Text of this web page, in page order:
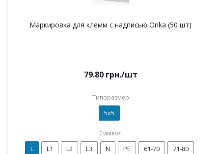
Маркировка для клемм с надписью Onka (50 шт)
79.80грн./шт
Типоразмер
5x5
Символ
L L1 L2 L3 N PE 61-70
71-80